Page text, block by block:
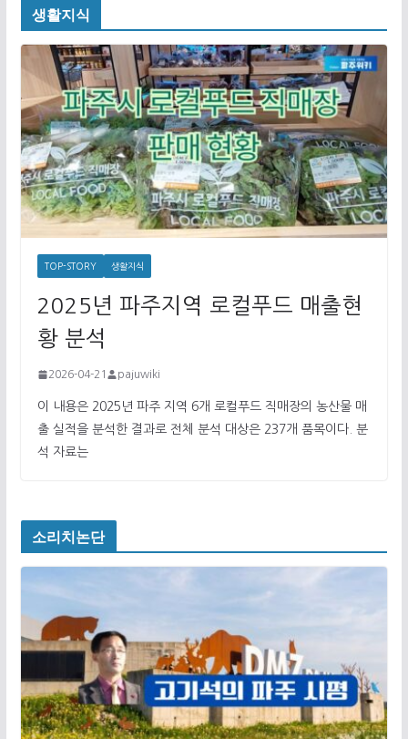
생활지식
TOP-STORY 생활지식
2025년 파주지역 로컬푸드 매출현
황 분석
2026-04-21 pajuwiki
이 내용은 2025년 파주 지역 6개 로컬푸드 직매장의 농산물 매
출 실적을 분석한 결과로 전체 분석 대상은 237개 품목이다. 분
석 자료는
소리치논단